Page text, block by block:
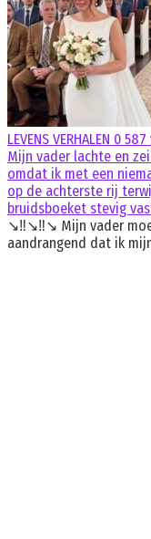
LEVENS VERHALEN 0 587
Mijn vader lachte en
omdat ik met een
op de achterste rij
bruidsboeket stevig
↘️‼️↘️‼️↘️ Mijn vader
aandrangend dat ik